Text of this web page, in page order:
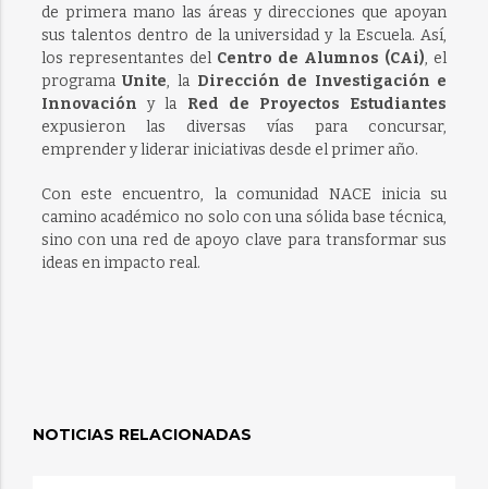
de primera mano las áreas y direcciones que apoyan
sus talentos dentro de la universidad y la Escuela. Así,
los representantes del Centro de Alumnos (CAi), el
programaUnite, la Dirección de Investigación e
Innovación y la Red de Proyectos Estudiantes
expusieron las diversas vías para concursar,
emprender y liderar iniciativas desde el primer año.
Con este encuentro, la comunidad NACE inicia su
camino académico no solo con una sólida base técnica,
sino con una red de apoyo clave para transformar sus
ideas en impacto real.
NOTICIAS RELACIONADAS